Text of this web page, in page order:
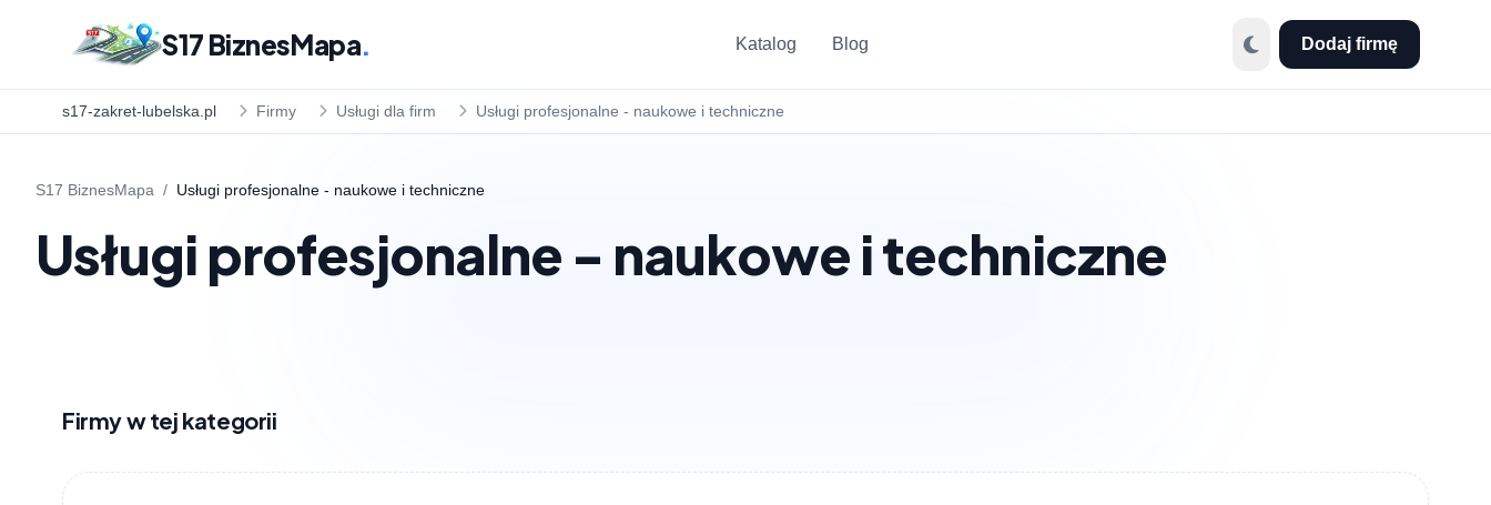
S17 BiznesMapa. Katalog Blog Dodaj firmę
s17-zakret-lubelska.pl Firmy Usługi dla firm Usługi profesjonalne - naukowe i techniczne
S17 BiznesMapa / Usługi profesjonalne - naukowe i techniczne
Usługi profesjonalne - naukowe i techniczne
Firmy w tej kategorii